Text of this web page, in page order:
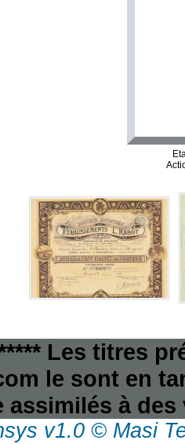
Les titres
le sont en
assimilés à
v1.0 © Masi